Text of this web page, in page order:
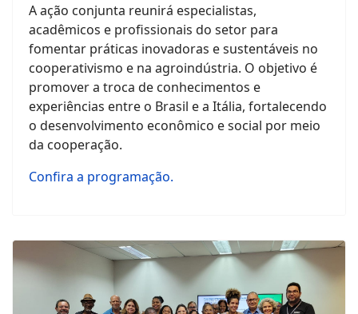
A ação conjunta reunirá especialistas,
acadêmicos e profissionais do setor para
fomentar práticas inovadoras e sustentáveis no
cooperativismo e na agroindústria. O objetivo é
promover a troca de conhecimentos e
experiências entre o Brasil e a Itália, fortalecendo
o desenvolvimento econômico e social por meio
da cooperação.
Confira a programação.